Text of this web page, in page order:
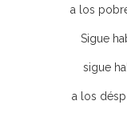
a los
Sigue
sigue
a los